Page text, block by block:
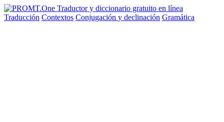
Traducción Contextos Conjugación y declinación Gramática